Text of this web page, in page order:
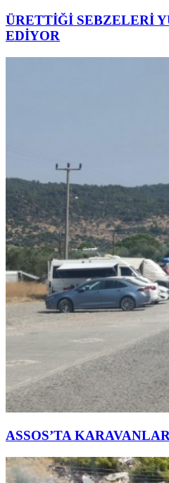
ÜRETTİĞİ SEBZELERİ
EDİYOR
ASSOS’TA